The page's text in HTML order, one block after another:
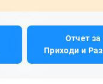
Отчет за
Приходи и